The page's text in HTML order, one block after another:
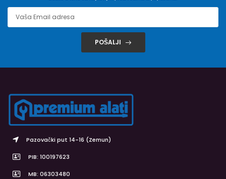
POŠALJI
Pazovački put 14-16 (Zemun)
PIB: 100197623
MB: 06303480